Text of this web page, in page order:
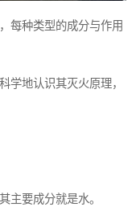
每种类型的成分与作用
学地认识其灭火原理，
主要成分就是水。